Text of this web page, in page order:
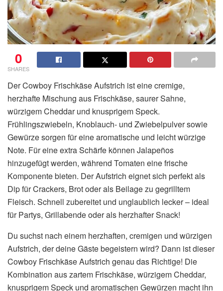
0
SHARES
Der Cowboy Frischkäse Aufstrich ist eine cremige,
herzhafte Mischung aus Frischkäse, saurer Sahne,
würzigem Cheddar und knusprigem Speck.
Frühlingszwiebeln, Knoblauch- und Zwiebelpulver sowie
Gewürze sorgen für eine aromatische und leicht würzige
Note. Für eine extra Schärfe können Jalapeños
hinzugefügt werden, während Tomaten eine frische
Komponente bieten. Der Aufstrich eignet sich perfekt als
Dip für Crackers, Brot oder als Beilage zu gegrilltem
Fleisch. Schnell zubereitet und unglaublich lecker – ideal
für Partys, Grillabende oder als herzhafter Snack!
Du suchst nach einem herzhaften, cremigen und würzigen
Aufstrich, der deine Gäste begeistern wird? Dann ist dieser
Cowboy Frischkäse Aufstrich genau das Richtige! Die
Kombination aus zartem Frischkäse, würzigem Cheddar,
knusprigem Speck und aromatischen Gewürzen macht ihn